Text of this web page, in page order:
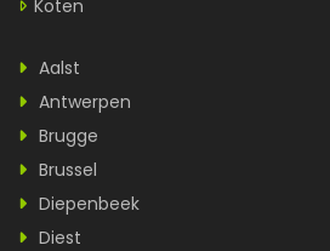
Koten
Aalst
Antwerpen
Brugge
Brussel
Diepenbeek
Diest